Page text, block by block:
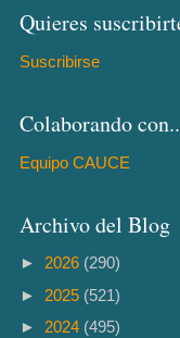
Quieres
Suscribirse
Colaborando
Equipo CAUCE
Archivo del Blog
► 2026 (290)
► 2025 (521)
► 2024 (495)